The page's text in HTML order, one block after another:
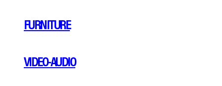
FURNITURE
VIDEO-AUDIO